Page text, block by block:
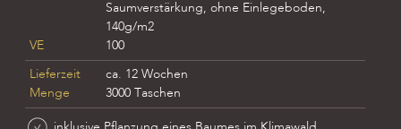
Saumverstärkung, ohne Einlegeboden,
140g/m2
VE
100
Lieferzeit
ca. 12 Wochen
Menge
3000 Taschen